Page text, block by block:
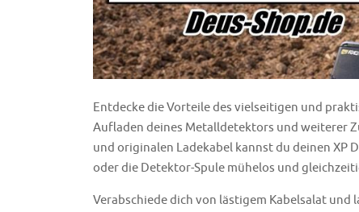
Entdecke die Vorteile des vielseitigen und
Aufladen deines Metalldetektors und weiterer
und originalen Ladekabel kannst du deinen XP
oder die Detektor-Spule mühelos und
Verabschiede dich von lästigem Kabelsalat